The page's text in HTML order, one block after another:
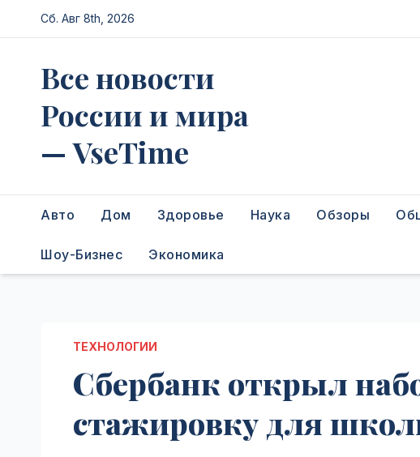
Перейти
к
Сб. Авг 8th, 2026
Все новости
России и мира
— VseTime
Авто Дом Здоровье Наука Обзоры
Шоу-Бизнес Экономика
ТЕХНОЛОГИИ
Сбербанк открыл
стажировку для